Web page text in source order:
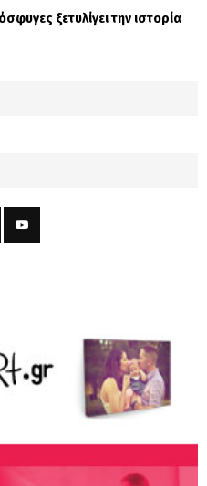
ξετυλίγει την ιστορία